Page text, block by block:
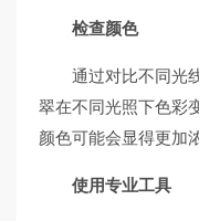
检查颜色
通过对比不同光
翠在不同光照下色彩
颜色可能会显得更加
使用专业工具